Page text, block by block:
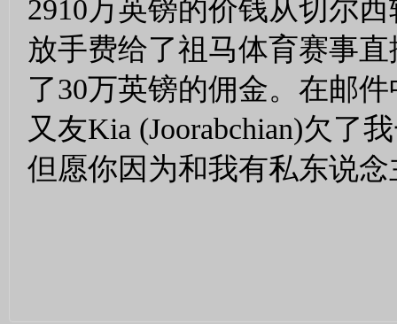
2910万英镑的价钱从切尔
放手费给了祖马体育赛事
了30万英镑的佣金。在邮
又友Kia (Joorabchian)欠了
但愿你因为和我有私东说